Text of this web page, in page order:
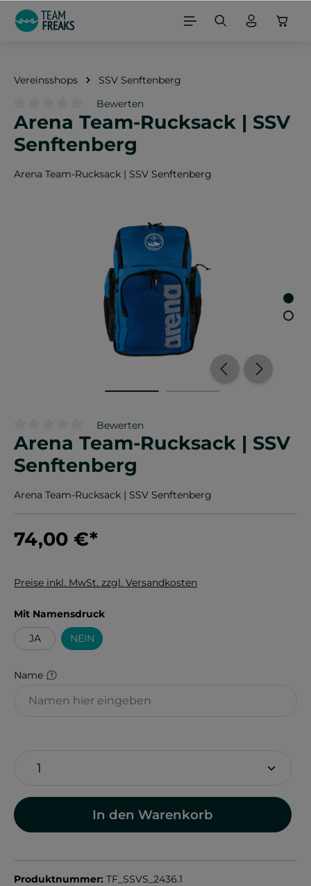
springen
Vereinsshops SSV Senftenberg
Durchschnittliche Bewertung von 0 von 5 Sternen
Bewerten
Arena Team-Rucksack | SSV
Senftenberg
Arena Team-Rucksack | SSV Senftenberg
Durchschnittliche Bewertung von 0 von 5 Sternen
Bewerten
Arena Team-Rucksack | SSV
Senftenberg
Arena Team-Rucksack | SSV Senftenberg
74,00 €*
Preise inkl. MwSt. zzgl. Versandkosten
Mit Namensdruckauswählen
JA
NEIN
Name
In den Warenkorb
Produktnummer: TF_SSVS_2436.1